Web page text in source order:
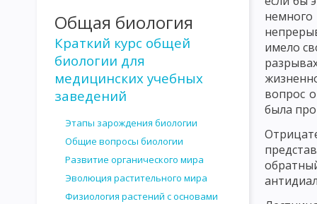
СТЕРИЛИЗАЦИЯ И ДЕЗИНФЕКЦИЯ АНТАГОНИЗМ
АНТИБИОТИКИ, ПОЛУЧЕННЫЕ ИЗ БАКТЕРИЙ
ОПРЕДЕЛЕНИЕ ЧУВСТВИТЕЛЬНОСТИ МИКРОБОВ К
ВЗАИМОДЕЙСТВИЕ ФАГОВ И БАКТЕРИЙ ЛИЗОГЕНИЯ
ЗНАЧЕНИЕ БАКТЕРИОФАГА КАК ФАКТОРА ИЗМЕНЧИВОСТИ
ГЕНОТИПИЧЕСКАЯ ИЗМЕНЧИВОСТЬ
УЧЕНИЕ ОБ ИНФЕКЦИИ РОЛЬ МИКРООРГАНИЗМОВ В
Общая биология
Краткий курс общей
биологии для
медицинских учебных
заведений
Этапы зарождения биологии
Общие вопросы биологии
Развитие органического мира
Эволюция растительного мира
Физиология растений с основами
имело
вопрос
была